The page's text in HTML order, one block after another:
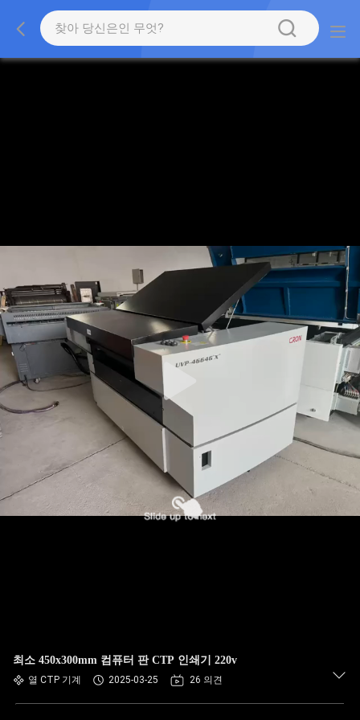
최소 450x300mm 컴퓨터 판 CTP 인쇄기 220v
열 CTP 기계 2025-03-25 26 의견